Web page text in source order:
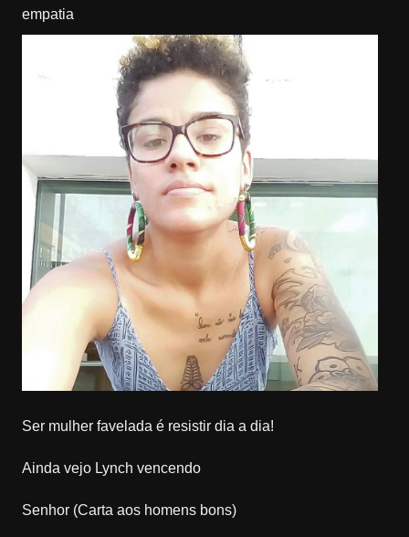
empatia
Ser mulher favelada é resistir dia a dia!
Ainda vejo Lynch vencendo
Senhor (Carta aos homens bons)